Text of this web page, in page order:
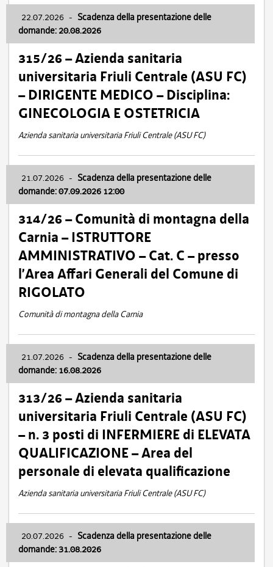
22.07.2026 - Scadenza della presentazione delle
domande: 20.08.2026
315/26 – Azienda sanitaria
universitaria Friuli Centrale (ASU FC)
– DIRIGENTE MEDICO – Disciplina:
GINECOLOGIA E OSTETRICIA
Azienda sanitaria universitaria Friuli Centrale (ASU FC)
21.07.2026 - Scadenza della presentazione delle
domande: 07.09.2026 12:00
314/26 – Comunità di montagna della
Carnia – ISTRUTTORE
AMMINISTRATIVO – Cat. C – presso
l’Area Affari Generali del Comune di
RIGOLATO
Comunità di montagna della Carnia
21.07.2026 - Scadenza della presentazione delle
domande: 16.08.2026
313/26 – Azienda sanitaria
universitaria Friuli Centrale (ASU FC)
– n. 3 posti di INFERMIERE di ELEVATA
QUALIFICAZIONE – Area del
personale di elevata qualificazione
Azienda sanitaria universitaria Friuli Centrale (ASU FC)
20.07.2026 - Scadenza della presentazione delle
domande: 31.08.2026